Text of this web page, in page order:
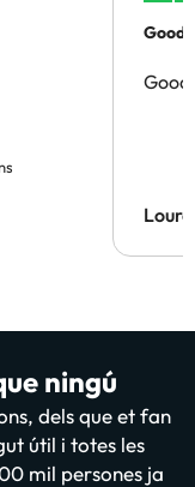
Good
Good
ningú
dels que et fan
útil i totes les
mil persones ja